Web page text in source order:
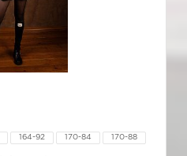
164-92 170-84 170-88